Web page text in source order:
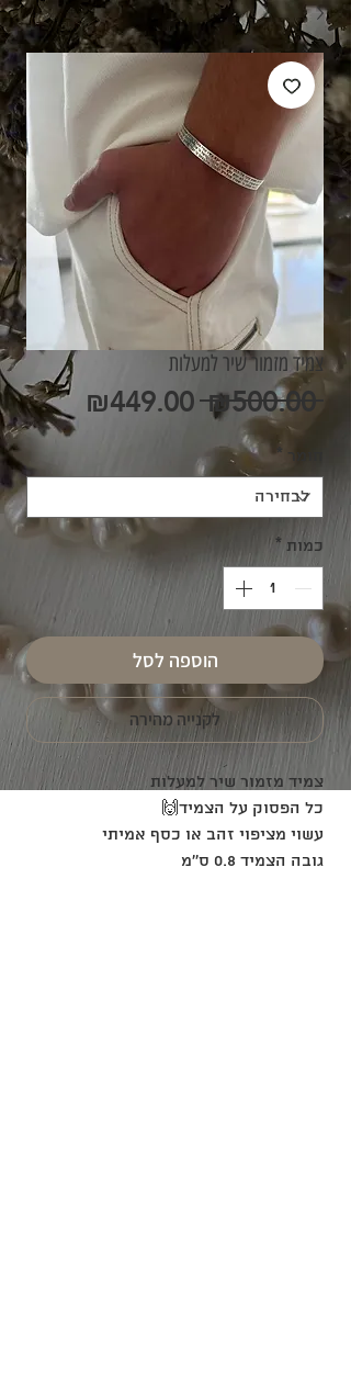
צמיד מזמור שיר למעלות
₪500.00 מחיר
₪449.00 מחיר
מבצע *
כמות *
הוספה לסל
לקנייה מהירה
צמיד מזמור שיר למעלות
כל הפסוק על הצמיד🙌
עשוי מציפוי זהב או כסף אמיתי
גובה הצמיד 0.8 ס''מ